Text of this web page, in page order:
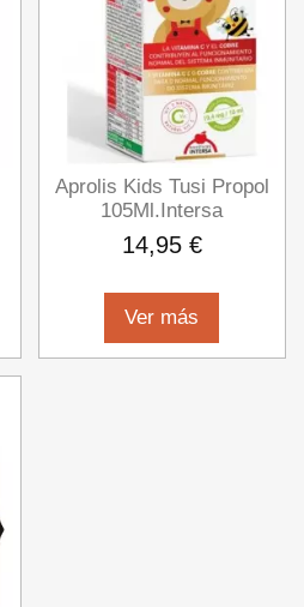
Aprolis Kids Tusi Propol
105Ml.Intersa
14,95 €
Ver más